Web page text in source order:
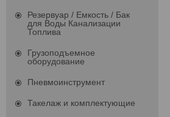
Резервуар / Емкость / Бак
для Воды Канализации
Топлива
Грузоподъемное
оборудование
Пневмоинструмент
Такелаж и комплектующие